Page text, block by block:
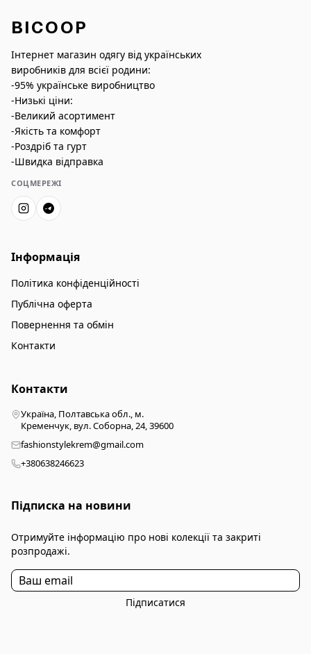
BICOOP
Інтернет магазин одягу від українських
виробників для всієї родини:
-95% українське виробництво
-Низькі ціни:
-Великий асортимент
-Якість та комфорт
-Роздріб та гурт
-Швидка відправка
СОЦМЕРЕЖІ
Інформація
Політика конфіденційності
Публічна оферта
Повернення та обмін
Контакти
Контакти
Україна, Полтавська обл., м.
Кременчук, вул. Соборна, 24, 39600
fashionstylekrem@gmail.com
+380638246623
Підписка на новини
Отримуйте інформацію про нові колекції та закриті
розпродажі.
Підписатися